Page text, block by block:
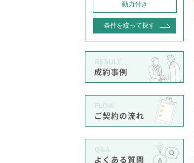
動力付き
条件を絞って探す